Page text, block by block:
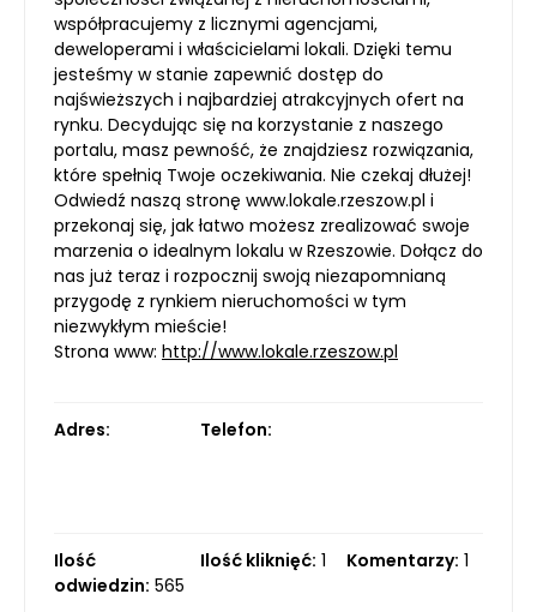
współpracujemy z licznymi agencjami,
deweloperami i właścicielami lokali. Dzięki temu
jesteśmy w stanie zapewnić dostęp do
najświeższych i najbardziej atrakcyjnych ofert na
rynku. Decydując się na korzystanie z naszego
portalu, masz pewność, że znajdziesz rozwiązania,
które spełnią Twoje oczekiwania. Nie czekaj dłużej!
Odwiedź naszą stronę www.lokale.rzeszow.pl i
przekonaj się, jak łatwo możesz zrealizować swoje
marzenia o idealnym lokalu w Rzeszowie. Dołącz do
nas już teraz i rozpocznij swoją niezapomnianą
przygodę z rynkiem nieruchomości w tym
niezwykłym mieście!
Strona www: http://www.lokale.rzeszow.pl
Adres: Telefon:
Ilość
odwiedzin: 565
Ilość kliknięć: 1 Komentarzy: 1